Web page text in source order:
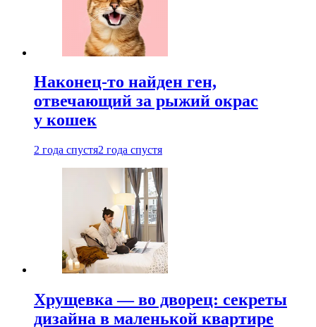
Наконец-то найден ген,
отвечающий за рыжий окрас
у кошек
2 года спустя2 года спустя
Хрущевка — во дворец: секреты
дизайна в маленькой квартире